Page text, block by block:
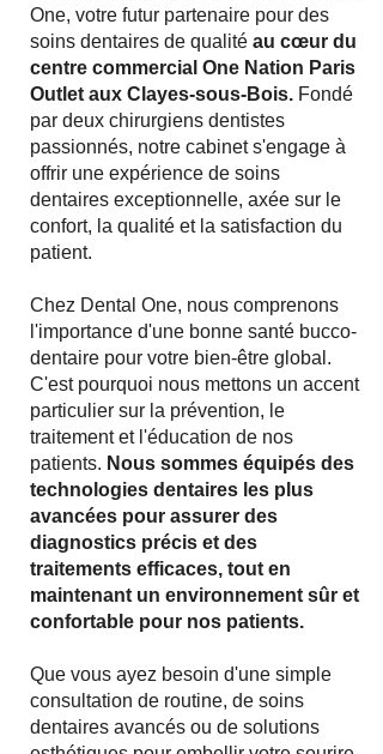
One, votre futur partenaire pour des
soins dentaires de qualité au cœur du
centre commercial One Nation Paris
Outlet aux Clayes-sous-Bois. Fondé
par deux chirurgiens dentistes
passionnés, notre cabinet s'engage à
offrir une expérience de soins
dentaires exceptionnelle, axée sur le
confort, la qualité et la satisfaction du
patient.
Chez Dental One, nous comprenons
l'importance d'une bonne santé bucco-
dentaire pour votre bien-être global.
C'est pourquoi nous mettons un accent
particulier sur la prévention, le
traitement et l'éducation de nos
patients. Nous sommes équipés des
technologies dentaires les plus
avancées pour assurer des
diagnostics précis et des
traitements efficaces, tout en
maintenant un environnement sûr et
confortable pour nos patients.
Que vous ayez besoin d'une simple
consultation de routine, de soins
dentaires avancés ou de solutions